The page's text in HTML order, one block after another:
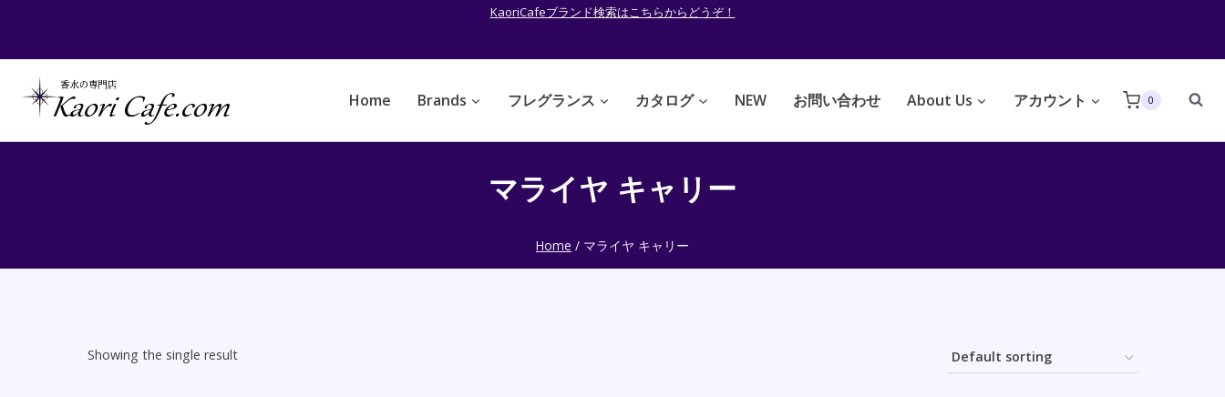
content
KaoriCafeブランド検索はこちらからどうぞ！
Home Brands フレグランス カタログ NEW お問い合わせ About Us アカウント 0
マライヤ キャリー
Home / マライヤ キャリー
Showing the single result